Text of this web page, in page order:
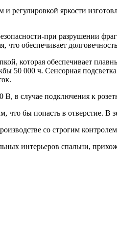
регулировкой яркости
при разрушении
что обеспечивает
которая обеспечивает
50 000 ч. Сенсорная
в случае подключения к
бы попасть в отверстие. В
со строгим контролем
интерьеров спальни,